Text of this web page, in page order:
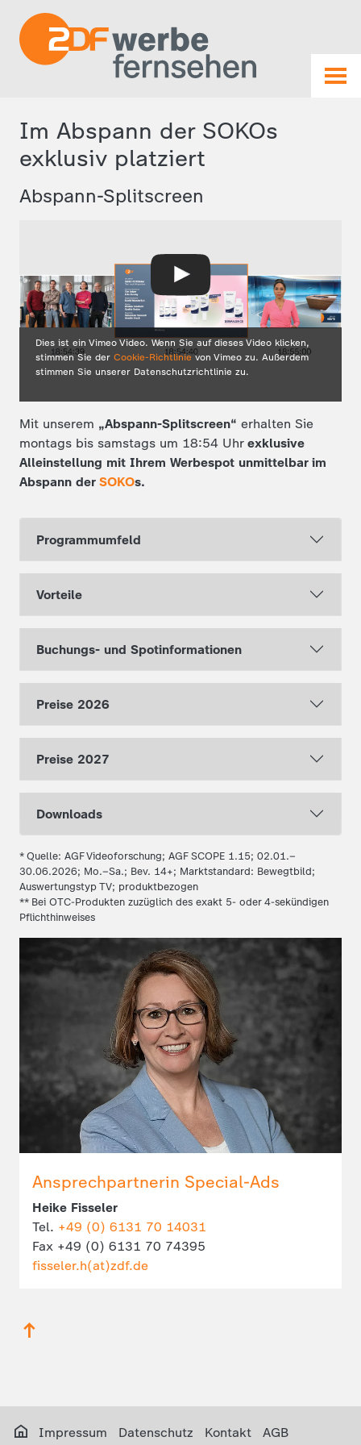
Im Abspann der SOKOs
exklusiv platziert
Abspann-Splitscreen
Dies ist ein Vimeo Video. Wenn Sie auf dieses Video klicken,
stimmen Sie der Cookie-Richtlinie von Vimeo zu. Außerdem
stimmen Sie unserer Datenschutzrichtlinie zu.
Mit unserem „Abspann-Splitscreen“ erhalten Sie
montags bis samstags um 18:54 Uhr exklusive
Alleinstellung mit Ihrem Werbespot unmittelbar im
Abspann der SOKOs.
Programmumfeld
Vorteile
Buchungs- und Spotinformationen
Preise 2026
Preise 2027
Downloads
* Quelle: AGF Videoforschung; AGF SCOPE 1.15; 02.01.–
30.06.2026; Mo.–Sa.; Bev. 14+; Marktstandard: Bewegtbild;
Auswertungstyp TV; produktbezogen
** Bei OTC-Produkten zuzüglich des exakt 5- oder 4-sekündigen
Pflichthinweises
Ansprechpartnerin Special-Ads
Heike Fisseler
Tel. +49 (0) 6131 70 14031
Fax +49 (0) 6131 70 74395
fisseler.h(at)zdf.de
Impressum Datenschutz Kontakt AGB